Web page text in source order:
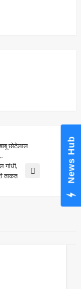
छोटेलाल
गांधी,
ताकत
News Hub